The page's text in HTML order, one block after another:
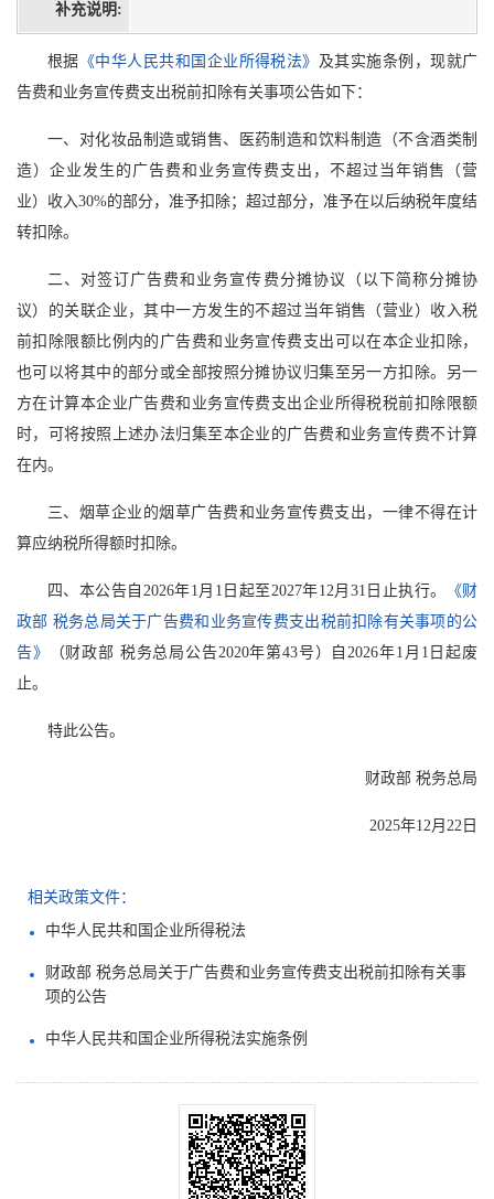
补充说明:
根据 《中华人民共和国企业所得税法》 及其实施条例，现就广
告费和业务宣传费支出税前扣除有关事项公告如下：
一、对化妆品制造或销售、医药制造和饮料制造（不含酒类制
造）企业发生的广告费和业务宣传费支出，不超过当年销售（营
业）收入30%的部分，准予扣除；超过部分，准予在以后纳税年度结
转扣除。
二、对签订广告费和业务宣传费分摊协议（以下简称分摊协
议）的关联企业，其中一方发生的不超过当年销售（营业）收入税
前扣除限额比例内的广告费和业务宣传费支出可以在本企业扣除，
也可以将其中的部分或全部按照分摊协议归集至另一方扣除。另一
方在计算本企业广告费和业务宣传费支出企业所得税税前扣除限额
时，可将按照上述办法归集至本企业的广告费和业务宣传费不计算
在内。
三、烟草企业的烟草广告费和业务宣传费支出，一律不得在计
算应纳税所得额时扣除。
四、本公告自2026年1月1日起至2027年12月31日止执行。
《财
政部 税务总局关于广告费和业务宣传费支出税前扣除有关事项的公
告》
（财政部 税务总局公告2020年第43号）自2026年1月1日起废
止。
特此公告。
财政部 税务总局
2025年12月22日
相关政策文件：
中华人民共和国企业所得税法
财政部 税务总局关于广告费和业务宣传费支出税前扣除有关事
项的公告
中华人民共和国企业所得税法实施条例